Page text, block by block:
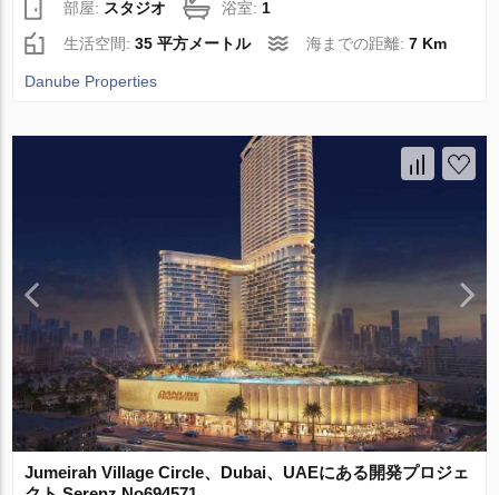
部屋: スタジオ 浴室: 1
生活空間:35 平方メートル 海までの距離:7 Km
Danube Properties
Jumeirah Village Circle、Dubai、UAEにある開発プロジェ